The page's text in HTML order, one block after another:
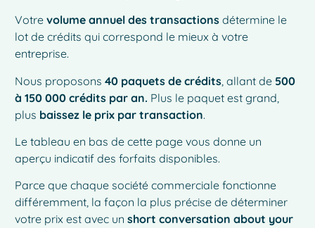
Votrevolume annuel des transactions détermine le
lot de crédits qui correspond le mieux à votre
entreprise.
Nous proposons40 paquets de crédits , allant de 500
à 150 000 crédits par an. Plus le paquet est grand,
plus baissez le prix par transaction.
Le tableau en bas de cette page vous donne un
aperçu indicatif des forfaits disponibles.
Parce que chaque société commerciale fonctionne
différemment, la façon la plus précise de déterminer
votre prix est avec unshort conversation about your